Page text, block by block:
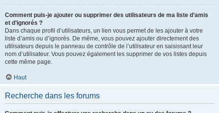
Comment puis-je ajouter ou supprimer des utilisateurs de ma liste d’amis
et d’ignorés ?
Dans chaque profil d’utilisateurs, un lien vous permet de les ajouter à votre
liste d’amis ou d’ignorés. De même, vous pouvez ajouter directement des
utilisateurs depuis le panneau de contrôle de l’utilisateur en saisissant leur
nom d’utilisateur. Vous pouvez également les supprimer de vos listes depuis
cette même page.
Haut
Recherche dans les forums